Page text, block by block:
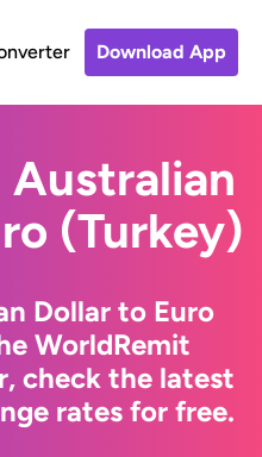
Download App
(Turkey)
Dollar to Euro
WorldRemit
check the latest
rates for free.